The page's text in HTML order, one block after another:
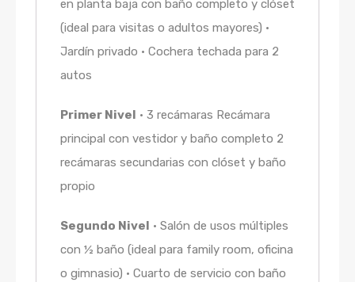
en planta baja con baño completo y clóset
(ideal para visitas o adultos mayores) •
Jardín privado • Cochera techada para 2
autos
Primer Nivel • 3 recámaras Recámara
principal con vestidor y baño completo 2
recámaras secundarias con clóset y baño
propio
Segundo Nivel • Salón de usos múltiples
con ½ baño (ideal para family room, oficina
o gimnasio) • Cuarto de servicio con baño